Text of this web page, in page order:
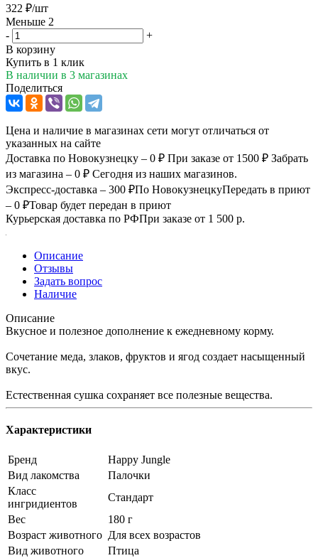
322 ₽/шт
Меньше 2
-
+
В корзину
Купить в 1 клик
В наличии в 3 магазинах
Поделиться
Цена и наличие в магазинах сети могут отличаться от
указанных на сайте
Доставка по Новокузнецку – 0 ₽ При заказе от 1500 ₽ Забрать
из магазина – 0 ₽ Сегодня из наших магазинов.
Экспресс-доставка – 300 ₽По НовокузнецкуПередать в приют
– 0 ₽Товар будет передан в приют
Курьерская доставка по РФПри заказе от 1 500 р.
Описание
Отзывы
Задать вопрос
Наличие
Описание
Вкусное и полезное дополнение к ежедневному корму.
Сочетание меда, злаков, фруктов и ягод создает насыщенный
вкус.
Естественная сушка сохраняет все полезные вещества.
Характеристики
Бренд
Happy Jungle
Вид лакомства
Палочки
Класс
ингридиентов
Стандарт
Вес
180 г
Возраст животного Для всех возрастов
Вид животного
Птица